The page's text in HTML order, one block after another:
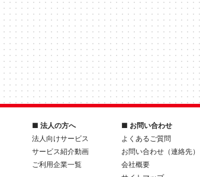
■ 法人の方へ
法人向けサービス
サービス紹介動画
ご利用企業一覧
■ お問い合わせ
よくあるご質問
お問い合わせ（連絡先）
会社概要